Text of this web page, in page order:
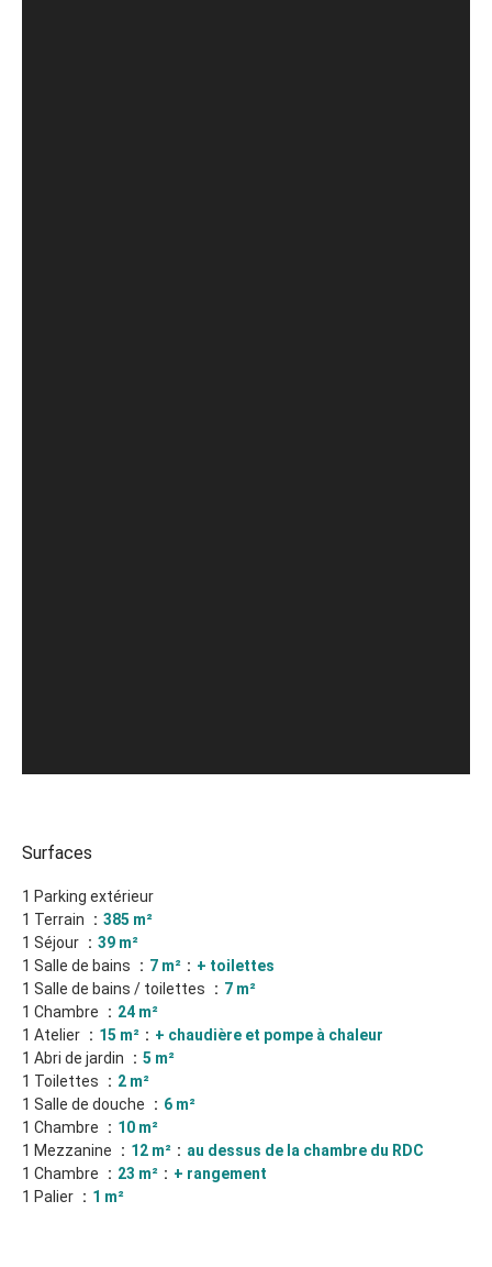
Surfaces
1 Parking extérieur
1 Terrain
385 m²
1 Séjour
39 m²
1 Salle de bains
7 m²
+ toilettes
1 Salle de bains / toilettes
7 m²
1 Chambre
24 m²
1 Atelier
15 m²
+ chaudière et pompe à chaleur
1 Abri de jardin
5 m²
1 Toilettes
2 m²
1 Salle de douche
6 m²
1 Chambre
10 m²
1 Mezzanine
12 m²
au dessus de la chambre du RDC
1 Chambre
23 m²
+ rangement
1 Palier
1 m²